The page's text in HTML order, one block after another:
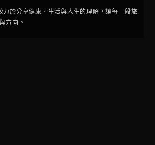
於分享健康、生活與人生的理解，讓每一段旅
方向。